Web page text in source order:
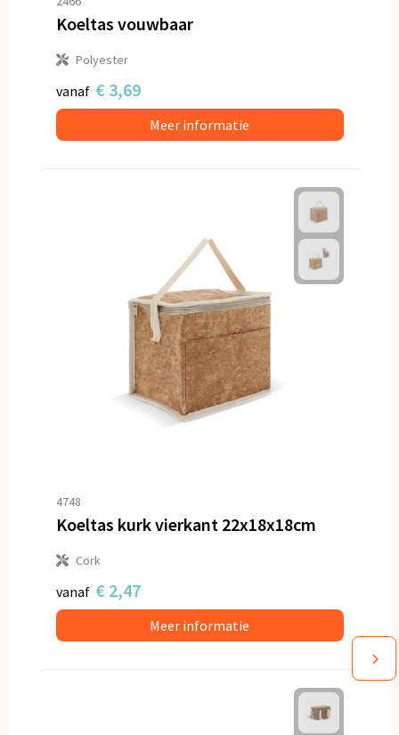
Koeltas vouwbaar
Polyester
vanaf € 3,69
Meer informatie
4748
Koeltas kurk vierkant 22x18x18cm
Cork
vanaf € 2,47
Meer informatie